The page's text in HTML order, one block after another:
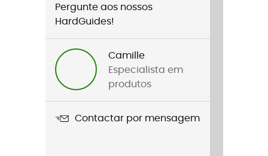
Nome do produto
Dirt Bag Gloves
Características
Temperature range : -7/2 °C
Pergunte aos nossos
HardGuides!
Camille
Especialista em
produtos
Contactar por mensagem